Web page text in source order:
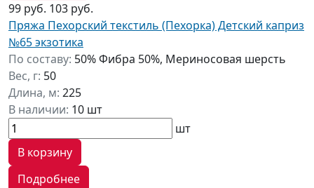
99 руб. 103 руб.
Пряжа Пехорский текстиль (Пехорка) Детский каприз
№65 экзотика
По составу: 50% Фибра 50%, Мериносовая шерсть
Вес, г: 50
Длина, м: 225
В наличии: 10 шт
шт
В корзину
Подробнее